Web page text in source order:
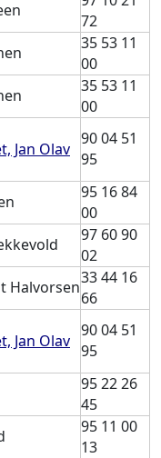
72
35 53 11
00
35 53 11
00
Jan Olav
90 04 51
95
95 16 84
00
97 60 90
02
Halvorsen33 44 16
66
Jan Olav
90 04 51
95
95 22 26
45
95 11 00
13